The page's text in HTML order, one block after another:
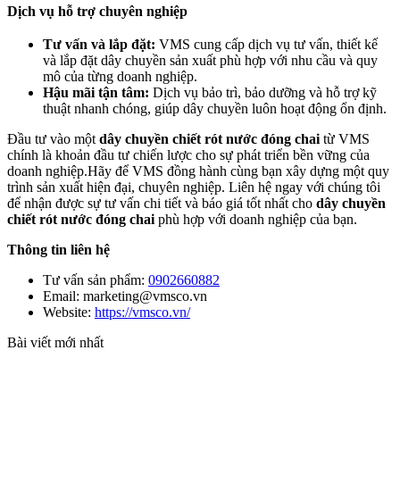
Dịch vụ hỗ trợ chuyên nghiệp
Tư vấn và lắp đặt: VMS cung cấp dịch vụ tư vấn, thiết kế
và lắp đặt dây chuyền sản xuất phù hợp với nhu cầu và quy
mô của từng doanh nghiệp.
Hậu mãi tận tâm: Dịch vụ bảo trì, bảo dưỡng và hỗ trợ kỹ
thuật nhanh chóng, giúp dây chuyền luôn hoạt động ổn định.
Đầu tư vào mộtdây chuyền chiết rót nước đóng chaitừ VMS
chính là khoản đầu tư chiến lược cho sự phát triển bền vững của
doanh nghiệp.Hãy để VMS đồng hành cùng bạn xây dựng một quy
trình sản xuất hiện đại, chuyên nghiệp. Liên hệ ngay với chúng tôi
để nhận được sự tư vấn chi tiết và báo giá tốt nhất cho dây chuyền
chiết rót nước đóng chaiphù hợp với doanh nghiệp của bạn.
Thông tin liên hệ
Tư vấn sản phẩm: 0902660882
Email: marketing@vmsco.vn
Website: https://vmsco.vn/
Bài viết mới nhất